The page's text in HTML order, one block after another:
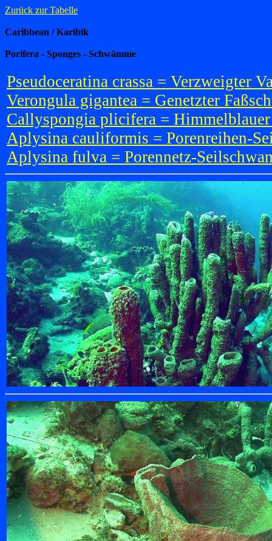
Zurück zur Tabelle
Caribbean / Karibik
Porifera - Sponges - Schwämme
Pseudoceratina crassa = Verzweigter
Verongula gigantea = Genetzter
Callyspongia plicifera = Himmelblauer
Aplysina cauliformis = Porenreihen-
Aplysina fulva = Porennetz-